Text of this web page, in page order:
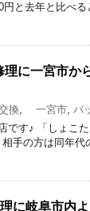
と去年と比べ
に一宮市か
換, 一宮市, バ
です♪ 「しょこ
手の方は同年代
に岐阜市内